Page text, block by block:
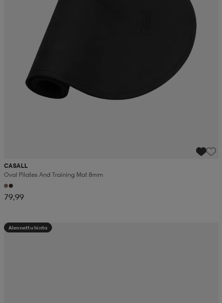
CASALL
Oval Pilates And Training Mat 8mm
79,99
Alennettu hinta